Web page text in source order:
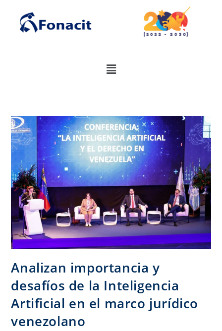
Analizan importancia y
desafíos de la Inteligencia
Artificial en el marco jurídico
venezolano